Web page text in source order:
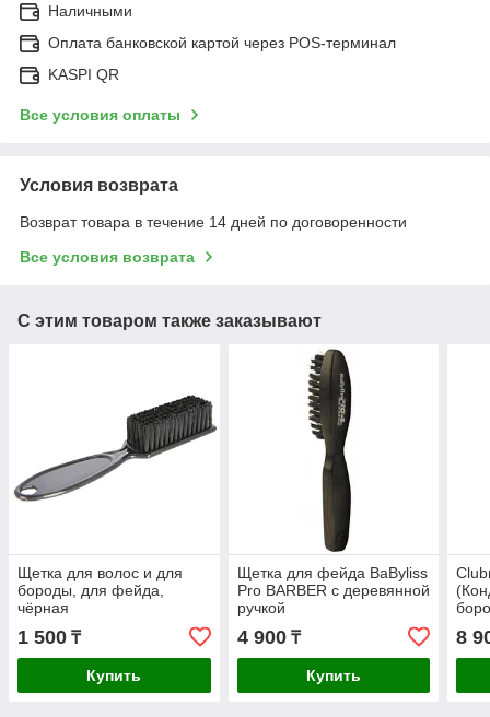
Наличными
Оплата банковской картой через POS-терминал
KASPI QR
Все условия оплаты
Условия возврата
Возврат товара в течение 14 дней по договоренности
Все условия возврата
С этим товаром также заказывают
Щетка для волос и для
бороды, для фейда,
чёрная
1 500 ₸
Купить
Щетка для фейда BaByliss
Pro BARBER с деревянной
ручкой
4 900₸
Купить
8